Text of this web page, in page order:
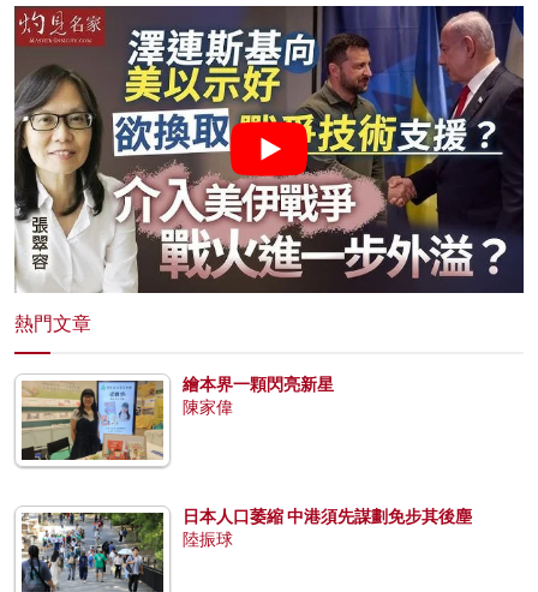
熱門文章
繪本界一顆閃亮新星
陳家偉
日本人口萎縮 中港須先謀劃免步其後塵
陸振球